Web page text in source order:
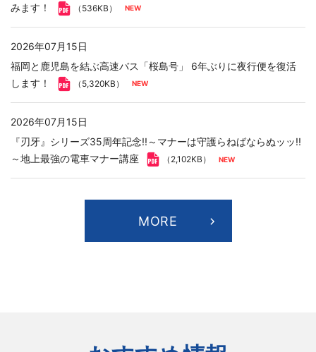
みます！
（536KB）
2026年07月15日
福岡と鹿児島を結ぶ高速バス「桜島号」 6年ぶりに夜行便を復活
します！
（5,320KB）
2026年07月15日
『刃牙』シリーズ35周年記念!!～マナーは守護らねばならぬッッ!!
～地上最強の電車マナー講座
（2,102KB）
MORE